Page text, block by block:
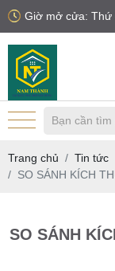
Giờ mở cửa: Thứ
Trang chủ
Tin tức
SO SÁNH KÍCH
SO SÁNH